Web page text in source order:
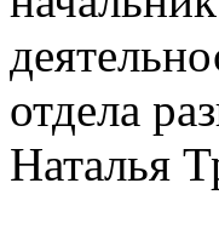
отдела
Наталья